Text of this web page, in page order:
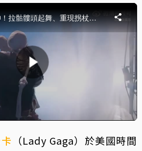
（Lady Gaga）於美國時間